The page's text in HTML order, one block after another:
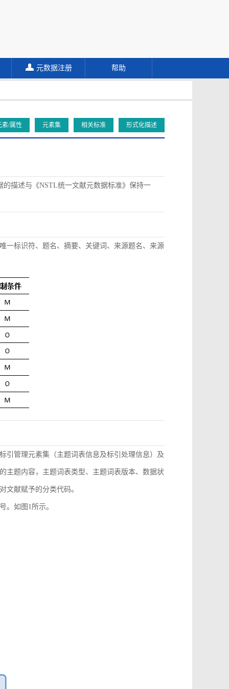
元数据注册 帮助
素/属性 元素集 相关标准 形式化描述
描述与《NSTL统一文献元数据标准》保持一
一标识符、题名、摘要、关键词、来源题名、来源
引管理元素集（主题词表信息及标引处理信息）及
主题内容，主题词表类型、主题词表版本、数据状
文献赋予的分类代码。
。如图1所示。